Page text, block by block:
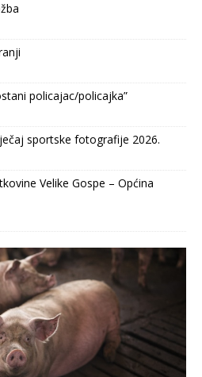
policajac/policajka”
sportske fotografije 2026.
Velike Gospe – Općina